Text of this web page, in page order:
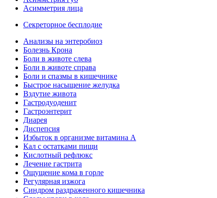
Асимметрия лица
Секреторное бесплодие
Анализы на энтеробиоз
Болезнь Крона
Боли в животе слева
Боли в животе справа
Боли и спазмы в кишечнике
Быстрое насыщение желудка
Вздутие живота
Гастродуоденит
Гастроэнтерит
Диарея
Диспепсия
Избыток в организме витамина А
Кал с остатками пищи
Кислотный рефлюкс
Лечение гастрита
Ощущение кома в горле
Регулярная изжога
Синдром раздраженного кишечника